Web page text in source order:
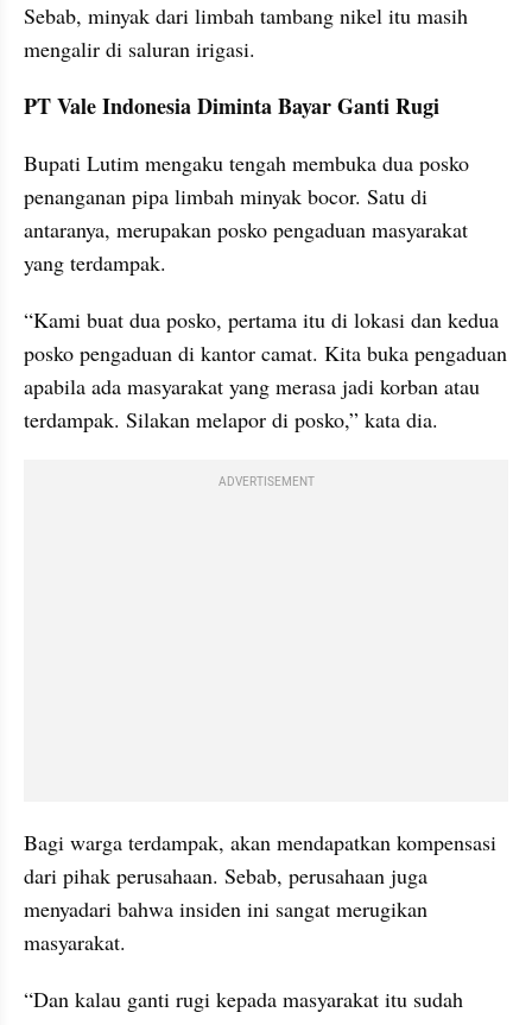
Sebab, minyak dari limbah tambang nikel itu masih
mengalir di saluran irigasi.
PT Vale Indonesia Diminta Bayar Ganti Rugi
Bupati Lutim mengaku tengah membuka dua posko
penanganan pipa limbah minyak bocor. Satu di
antaranya, merupakan posko pengaduan masyarakat
yang terdampak.
“Kami buat dua posko, pertama itu di lokasi dan kedua
posko pengaduan di kantor camat. Kita buka pengaduan
apabila ada masyarakat yang merasa jadi korban atau
terdampak. Silakan melapor di posko,” kata dia.
ADVERTISEMENT
Bagi warga terdampak, akan mendapatkan kompensasi
dari pihak perusahaan. Sebab, perusahaan juga
menyadari bahwa insiden ini sangat merugikan
masyarakat.
“Dan kalau ganti rugi kepada masyarakat itu sudah